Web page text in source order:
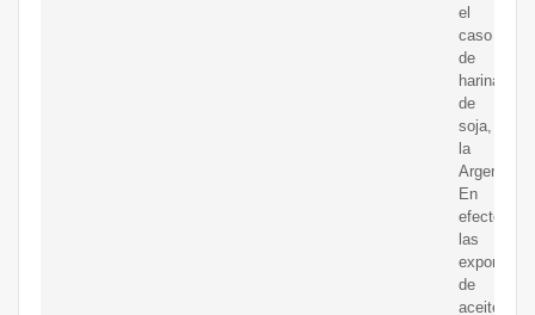
el
caso
de
harina
de
soja,
la
Argentina.
En
efecto
las
de
aceite